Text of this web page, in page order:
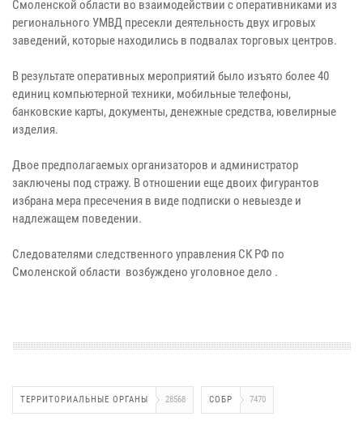
Смоленской области во взаимодействии с оперативниками из
регионального УМВД пресекли деятельность двух игровых
заведений, которые находились в подвалах торговых центров.
В результате оперативных мероприятий было изъято более 40
единиц компьютерной техники, мобильные телефоны,
банковские карты, документы, денежные средства, ювелирные
изделия.
Двое предполагаемых организаторов и администратор
заключены под стражу. В отношении еще двоих фигурантов
избрана мера пресечения в виде подписки о невыезде и
надлежащем поведении.
Следователями следственного управления СК РФ по
Смоленской области возбуждено уголовное дело .
ТЕРРИТОРИАЛЬНЫЕ ОРГАНЫ 28568 СОБР 7470